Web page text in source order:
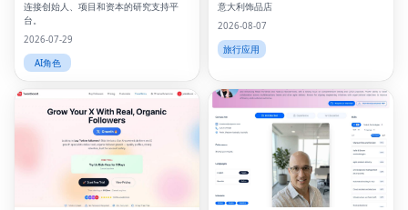
连接创始人、项目和资本的研究支持平
台。
2026-07-29
AI角色
意大利饰品店
2026-08-07
旅行应用